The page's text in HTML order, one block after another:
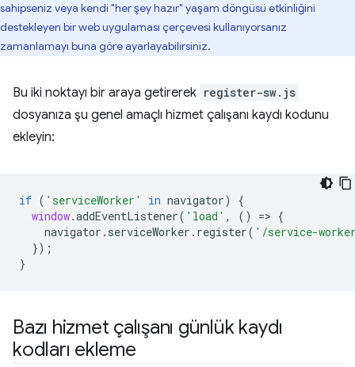
sahipseniz veya kendi "her şey hazır" yaşam döngüsü etkinliğini
destekleyen bir web uygulaması çerçevesi kullanıyorsanız
zamanlamayı buna göre ayarlayabilirsiniz.
Bu iki noktayı bir araya getirerek register-sw.js
dosyanıza şu genel amaçlı hizmet çalışanı kaydı kodunu
ekleyin:
if ( 'serviceWorker' in navigator)
{
window.addEventListener( 'load' , () => {
navigator . serviceWorker . register( '/service-
});
}
Bazı hizmet çalışanı günlük kaydı
kodları ekleme